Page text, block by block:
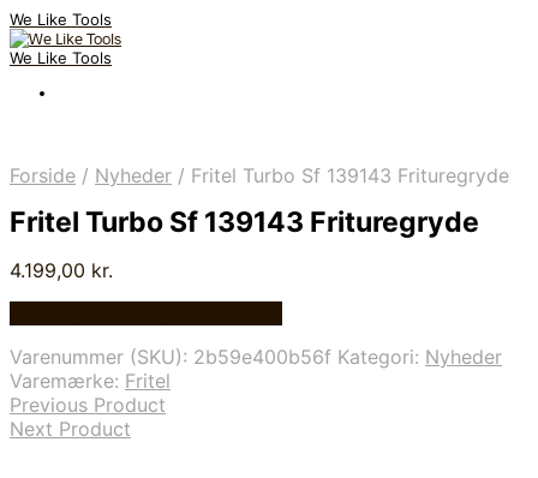
We Like Tools
We Like Tools
Forside / Nyheder / Fritel Turbo Sf 139143 Frituregryde
Fritel Turbo Sf 139143 Frituregryde
4.199,00 kr.
Varenummer (SKU): 2b59e400b56f Kategori: Nyheder
Varemærke: Fritel
Previous Product
Next Product